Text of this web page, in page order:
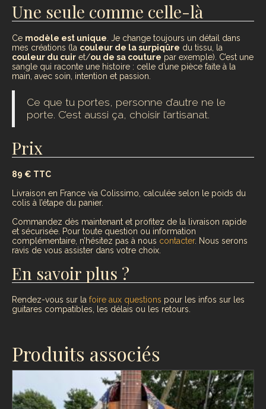
Une seule comme celle-là
Ce modèle est unique . Je change toujours un détail dans
mes créations (la couleur de la surpiqûre du tissu, la
couleur du cuir et/ou de sa couture par exemple). C’est une
sangle qui raconte une histoire : celle d’une pièce faite à la
main, avec soin, intention et passion.
Ce que tu portes, personne d’autre ne le
porte. C’est aussi ça, choisir l’artisanat.
Prix
89 € TTC
Livraison en France via Colissimo, calculée selon le poids du
colis à l’étape du panier.
Commandez dès maintenant et profitez de la livraison rapide
et sécurisée. Pour toute question ou information
complémentaire, n’hésitez pas à nous contacter. Nous serons
ravis de vous assister dans votre choix.
En savoir plus ?
Rendez-vous sur la foire aux questions pour les infos sur les
guitares compatibles, les délais ou les retours.
Produits associés